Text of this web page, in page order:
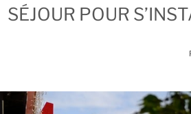
SÉJOUR POUR